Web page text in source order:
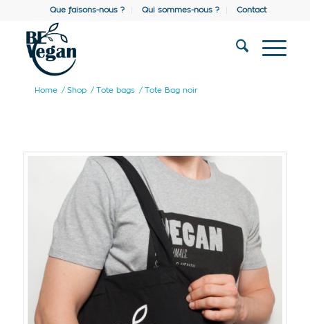
Que faisons-nous ? Qui sommes-nous ? Contact
Home / Shop / Tote bags / Tote Bag noir